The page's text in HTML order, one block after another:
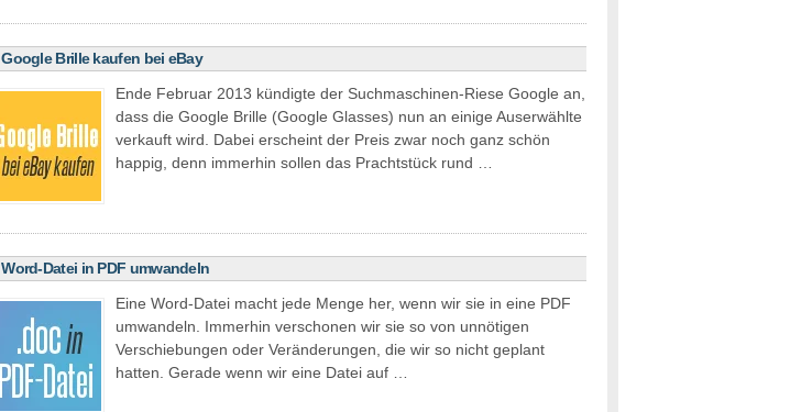
Google Brille kaufen bei eBay
Ende Februar 2013 kündigte der Suchmaschinen-Riese Google an,
dass die Google Brille (Google Glasses) nun an einige Auserwählte
verkauft wird. Dabei erscheint der Preis zwar noch ganz schön
happig, denn immerhin sollen das Prachtstück rund …
Word-Datei in PDF umwandeln
Eine Word-Datei macht jede Menge her, wenn wir sie in eine PDF
umwandeln. Immerhin verschonen wir sie so von unnötigen
Verschiebungen oder Veränderungen, die wir so nicht geplant
hatten. Gerade wenn wir eine Datei auf …